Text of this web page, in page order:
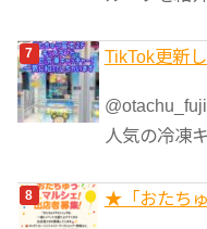
TikTok更新
人気の冷凍
★「おたち